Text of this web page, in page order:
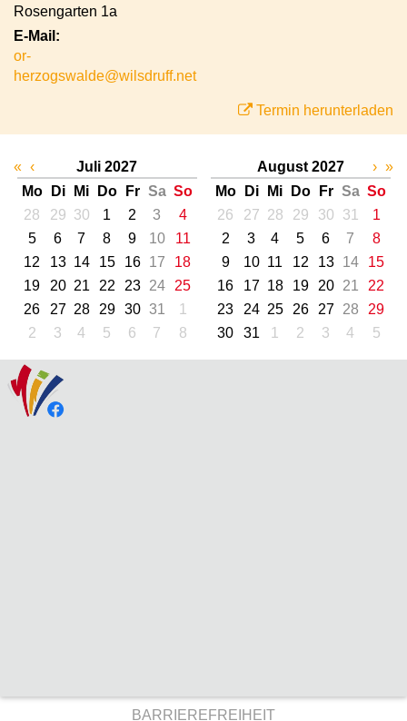
Rosengarten 1a
E-Mail:
or-
herzogswalde@wilsdruff.net
Termin herunterladen
« ‹
Juli 2027
Mo
Di Mi Do Fr Sa So
28
29 30 1 2 3
4
5
6 7 8 9 10
11
12
13 14 15 16 17
18
19
20 21 22 23 24
25
26
27 28 29 30 31
1
2
3 4 5 6 7 8
August 2027
Mo
Di Mi Do Fr Sa So
26
27 28 29 30 31
1
2
3 4 5 6 7
8
9
10 11 12 13 14
15
16
17 18 19 20 21
22
23
24 25 26 27 28
29
30
31 1 2 3 4 5
› »
BARRIEREFREIHEIT